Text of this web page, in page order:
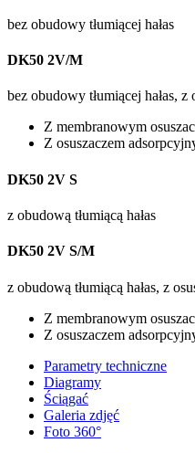
bez obudowy tłumiącej hałas
DK50 2V/M
bez obudowy tłumiącej hałas, z
Z membranowym
Z osuszaczem
DK50 2V S
z obudową tłumiącą hałas
DK50 2V S/M
z obudową tłumiącą hałas, z
Z membranowym
Z osuszaczem
Parametry techniczne
Diagramy
Ściągać
Galeria zdjęć
Foto 360°